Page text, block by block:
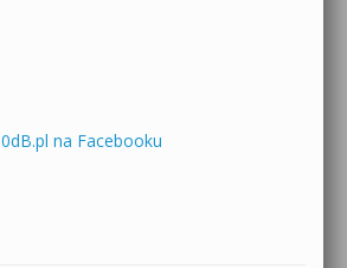
0dB.pl na Facebooku